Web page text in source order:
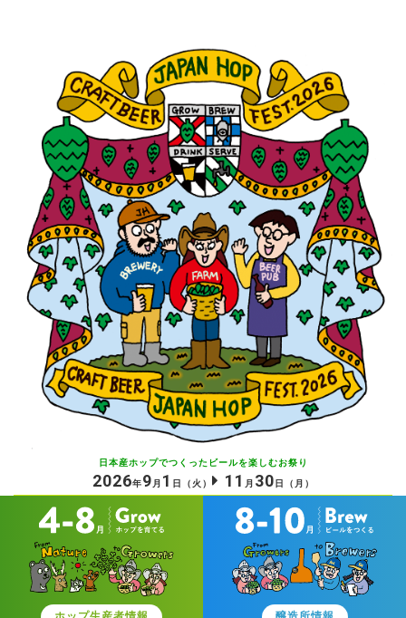
日本産ホップでつくったビールを楽しむお祭り
2026年9 月 1 日 （火） 11 月 30 日 （月）